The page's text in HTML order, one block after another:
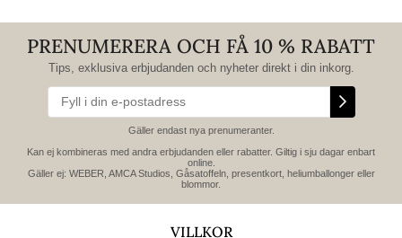
PRENUMERERA OCH FÅ 10 % RABATT
Tips, exklusiva erbjudanden och nyheter direkt i din inkorg.
Gäller endast nya prenumeranter.
Kan ej kombineras med andra erbjudanden eller rabatter. Giltig i sju dagar enbart
online.
Gäller ej: WEBER, AMCA Studios, Gåsatoffeln, presentkort, heliumballonger eller
blommor.
VILLKOR